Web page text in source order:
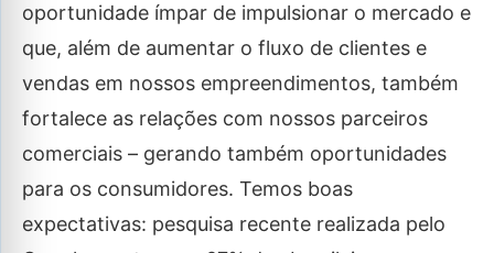
oportunidade ímpar de impulsionar o mercado e
que, além de aumentar o fluxo de clientes e
vendas em nossos empreendimentos, também
fortalece as relações com nossos parceiros
comerciais – gerando também oportunidades
para os consumidores. Temos boas
expectativas: pesquisa recente realizada pelo